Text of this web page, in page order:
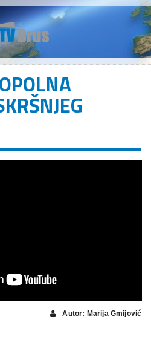
Autor: Marija Gmijović